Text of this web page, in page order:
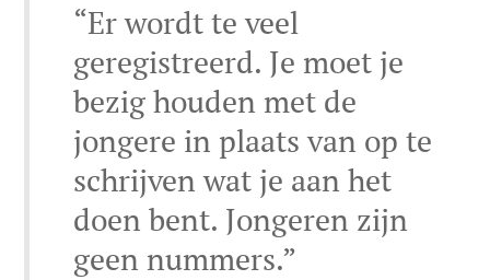
“Er wordt te veel
geregistreerd. Je moet je
bezig houden met de
jongere in plaats van op te
schrijven wat je aan het
doen bent. Jongeren zijn
geen nummers.”